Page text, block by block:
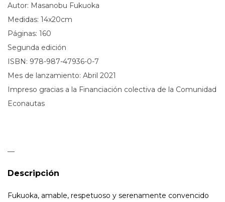
Autor: Masanobu Fukuoka
Medidas: 14x20cm
Páginas: 160
Segunda edición
ISBN: 978-987-47936-0-7
Mes de lanzamiento: Abril 2021
Impreso gracias a la Financiación colectiva de la Comunidad
Econautas
—
Descripción
Fukuoka, amable, respetuoso y serenamente convencido